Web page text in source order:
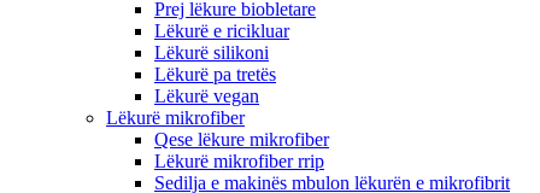
Prej lëkure biobletare
Lëkurë e ricikluar
Lëkurë silikoni
Lëkurë pa tretës
Lëkurë vegan
Lëkurë mikrofiber
Qese lëkure mikrofiber
Lëkurë mikrofiber rrip
Sedilja e makinës mbulon lëkurën e mikrofibrit